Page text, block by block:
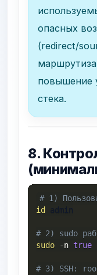
опасных
(redirect/
повышение
стека.
8.
# 1)
id
# 2) sudo
sudo
-n true
# 3) SSH: